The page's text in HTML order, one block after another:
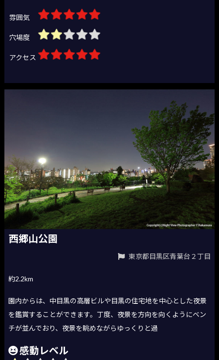
雰囲気
穴場度
アクセス
西郷山公園
東京都目黒区青葉台２丁目
約2.2km
園内からは、中目黒の高層ビルや目黒の住宅地を中心とした夜景
を鑑賞することができます。丁度、夜景を方向を向くようにベン
チが並んでおり、夜景を眺めながらゆっくりと過
感動レベル